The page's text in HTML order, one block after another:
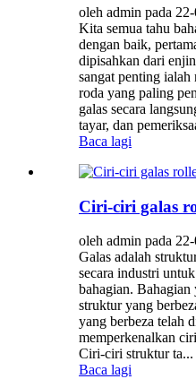
oleh admin pada
Kita semua tahu
dengan baik,
dipisahkan dari
sangat penting ialah
roda yang paling
galas secara
tayar, dan
Baca lagi
Ciri-ciri galas
oleh admin pada 22-
Galas adalah
secara industri
bahagian. Bahagian
struktur yang
yang berbeza telah
memperkenalkan
Ciri-ciri struktur ta...
Baca lagi